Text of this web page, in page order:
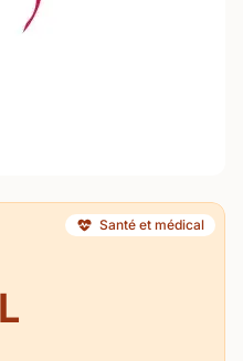
Santé et médical